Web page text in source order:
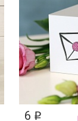
6 q